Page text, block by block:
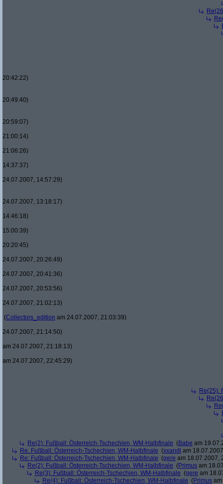
20:42:22)
20:49:40)
20:59:07)
21:00:14)
21:06:26)
14:37:37)
24.07.2007, 14:57:29)
24.07.2007, 13:18:17)
14:46:18)
15:00:39)
20:20:45)
24.07.2007, 20:26:49)
24.07.2007, 20:41:36)
24.07.2007, 20:53:56)
24.07.2007, 21:02:13)
(Collectors_edition am 24.07.2007, 21:03:39)
24.07.2007, 21:14:50)
am 24.07.2007, 21:18:13)
am 24.07.2007, 22:45:29)
Re(25):
Re(2): Fußball: Österreich-Tschechien, WM-Halbfinale (Babe am
Re: Fußball: Österreich-Tschechien, WM-Halbfinale (xxandl am
Re: Fußball: Österreich-Tschechien, WM-Halbfinale (gere am 18.07.2007,
Re(2): Fußball: Österreich-Tschechien, WM-Halbfinale (Primus am
Re(3): Fußball: Österreich-Tschechien, WM-Halbfinale (gere am
Re(4): Fußball: Österreich-Tschechien, WM-Halbfinale (Primus